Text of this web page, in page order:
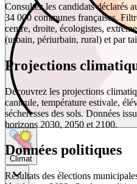
Climat
Consultez les candidats déclarés
34 000 communes françaises.
centre, droite, écologistes,
(urbain, périurbain, rural) et par
Projections
Découvrez les projections
canicule, température estivale,
sécheresses des sols. Données
horizons 2030, 2050 et 2100.
Données politiques
Résultats des élections